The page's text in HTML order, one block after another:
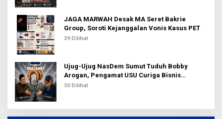
JAGA MARWAH Desak MA Seret Bakrie
Group, Soroti Kejanggalan Vonis Kasus PET
39 Dilihat
Ujug-Ujug NasDem Sumut Tuduh Bobby
Arogan, Pengamat USU Curiga Bisnis
Reklame
30 Dilihat